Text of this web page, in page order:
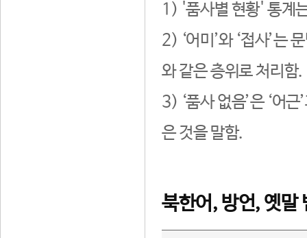
1) '품사별 현황' 통계
2) ‘어미’와 ‘접사’는
와 같은 층위로 처리함.
3) ‘품사 없음’은 ‘어
은 것을 말함.
북한어, 방언, 옛말